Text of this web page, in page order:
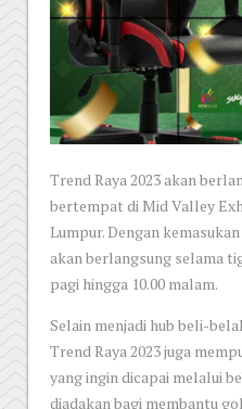
Trend Raya 2023 akan
bertempat di Mid Valley
Lumpur. Dengan
akan berlangsung selama
pagi hingga 10.00 malam.
Selain menjadi hub beli-
Trend Raya 2023 juga
yang ingin dicapai melalui
diadakan bagi membantu